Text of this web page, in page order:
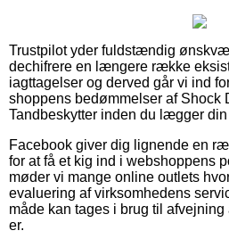
Trustpilot yder fuldstændig
dechifrere en længere række
iagttagelser og derved går vi ind
shoppens bedømmelser af Shock
Tandbeskytter inden du lægger
Facebook giver dig lignende en
for at få et kig ind i webshoppens
møder vi mange online outlets
evaluering af virksomhedens
måde kan tages i brug til
er.